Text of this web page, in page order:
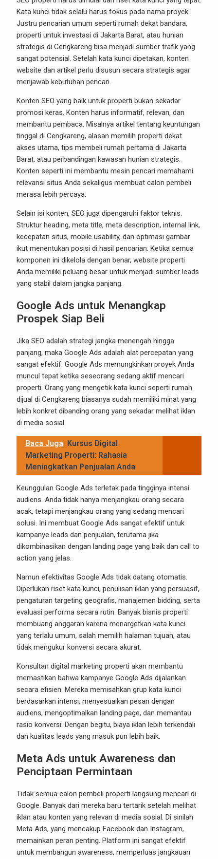
Kata kunci tidak selalu harus fokus pada nama proyek.
Justru pencarian umum seperti rumah dekat bandara,
properti untuk investasi di Jakarta Barat, atau hunian
strategis di Cengkareng bisa menjadi sumber trafik yang
sangat potensial. Setelah kata kunci dipetakan, konten
website dan artikel perlu disusun secara strategis agar
menjawab kebutuhan pencari.
Konten SEO yang baik untuk properti bukan sekadar
promosi keras. Konten harus informatif, relevan, dan
membantu pembaca. Misalnya artikel tentang keuntungan
tinggal di Cengkareng, alasan memilih properti dekat
akses utama, tips membeli rumah pertama di Jakarta
Barat, atau perbandingan kawasan hunian strategis.
Konten seperti ini membantu mesin pencari memahami
relevansi situs Anda sekaligus membuat calon pembeli
merasa lebih percaya.
Selain isi konten, SEO juga dipengaruhi faktor teknis.
Struktur heading, meta title, meta description, internal link,
kecepatan situs, mobile usability, dan optimasi gambar
ikut menentukan posisi di hasil pencarian. Ketika semua
komponen ini dikelola dengan benar, website properti
Anda memiliki peluang besar untuk menjadi sumber leads
yang stabil dalam jangka panjang.
Google Ads untuk Menangkap
Prospek Siap Beli
Jika SEO adalah strategi jangka menengah hingga
panjang, maka Google Ads adalah alat percepatan yang
sangat efektif. Google Ads memungkinkan proyek Anda
muncul tepat ketika seseorang sedang aktif mencari
properti. Orang yang mengetik kata kunci seperti rumah
dijual di Cengkareng biasanya sudah memiliki minat yang
lebih konkret dibanding orang yang sekadar melihat iklan
di media sosial.
Baca Juga Kursus Digital
Marketing Properti: Rahasia
Meningkatkan Penjualan Anda
Keunggulan Google Ads terletak pada tingginya intensi
audiens. Anda tidak hanya menjangkau orang secara
acak, tetapi menjangkau orang yang sedang mencari
solusi. Ini membuat Google Ads sangat efektif untuk
kampanye leads dan penjualan, terutama jika
dikombinasikan dengan landing page yang baik dan call to
action yang jelas.
Namun efektivitas Google Ads tidak datang otomatis.
Diperlukan riset kata kunci, penulisan iklan yang persuasif,
pengaturan targeting geografis, manajemen bidding, serta
evaluasi performa secara rutin. Banyak bisnis properti
membuang anggaran karena menargetkan kata kunci
yang terlalu umum, salah memilih halaman tujuan, atau
tidak mengukur konversi secara akurat.
Konsultan digital marketing properti akan membantu
memastikan bahwa kampanye Google Ads dijalankan
secara efisien. Mereka memisahkan grup kata kunci
berdasarkan intensi, menyesuaikan pesan dengan
audiens, mengoptimalkan landing page, dan memantau
rasio konversi. Dengan begitu, biaya iklan lebih terkendali
dan kualitas leads yang masuk pun lebih baik.
Meta Ads untuk Awareness dan
Penciptaan Permintaan
Tidak semua calon pembeli properti langsung mencari di
Google. Banyak dari mereka baru tertarik setelah melihat
iklan atau konten yang relevan di media sosial. Di sinilah
Meta Ads, yang mencakup Facebook dan Instagram,
memainkan peran penting. Platform ini sangat efektif
untuk membangun awareness, memperluas jangkauan